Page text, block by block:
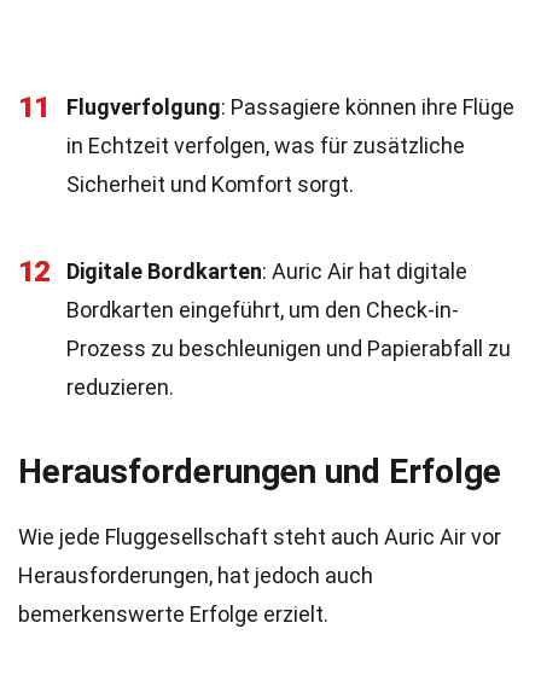
11 Flugverfolgung: Passagiere können ihre Flüge
in Echtzeit verfolgen, was für zusätzliche
Sicherheit und Komfort sorgt.
12 Digitale Bordkarten: Auric Air hat digitale
Bordkarten eingeführt, um den Check-in-
Prozess zu beschleunigen und Papierabfall zu
reduzieren.
Herausforderungen und Erfolge
Wie jede Fluggesellschaft steht auch Auric Air vor
Herausforderungen, hat jedoch auch
bemerkenswerte Erfolge erzielt.